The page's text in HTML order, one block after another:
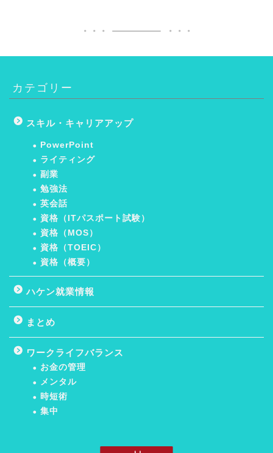
カテゴリー
スキル・キャリアアップ
PowerPoint
ライティング
副業
勉強法
英会話
資格（ITパスポート試験）
資格（MOS）
資格（TOEIC）
資格（概要）
ハケン就業情報
まとめ
ワークライフバランス
お金の管理
メンタル
時短術
集中